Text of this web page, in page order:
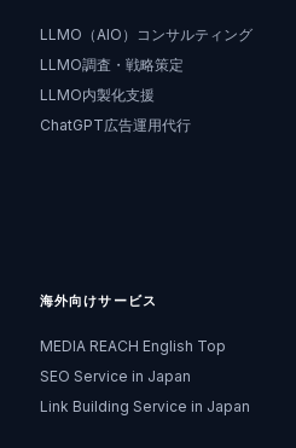
LLMO（AIO）コンサルティング
LLMO調査・戦略策定
LLMO内製化支援
ChatGPT広告運用代行
海外向けサービス
MEDIA REACH English Top
SEO Service in Japan
Link Building Service in Japan